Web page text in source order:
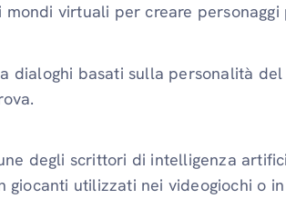
virtuali per creare personaggi
dialoghi basati sulla personalità
degli scrittori di intelligenza
giocanti utilizzati nei videogiochi o